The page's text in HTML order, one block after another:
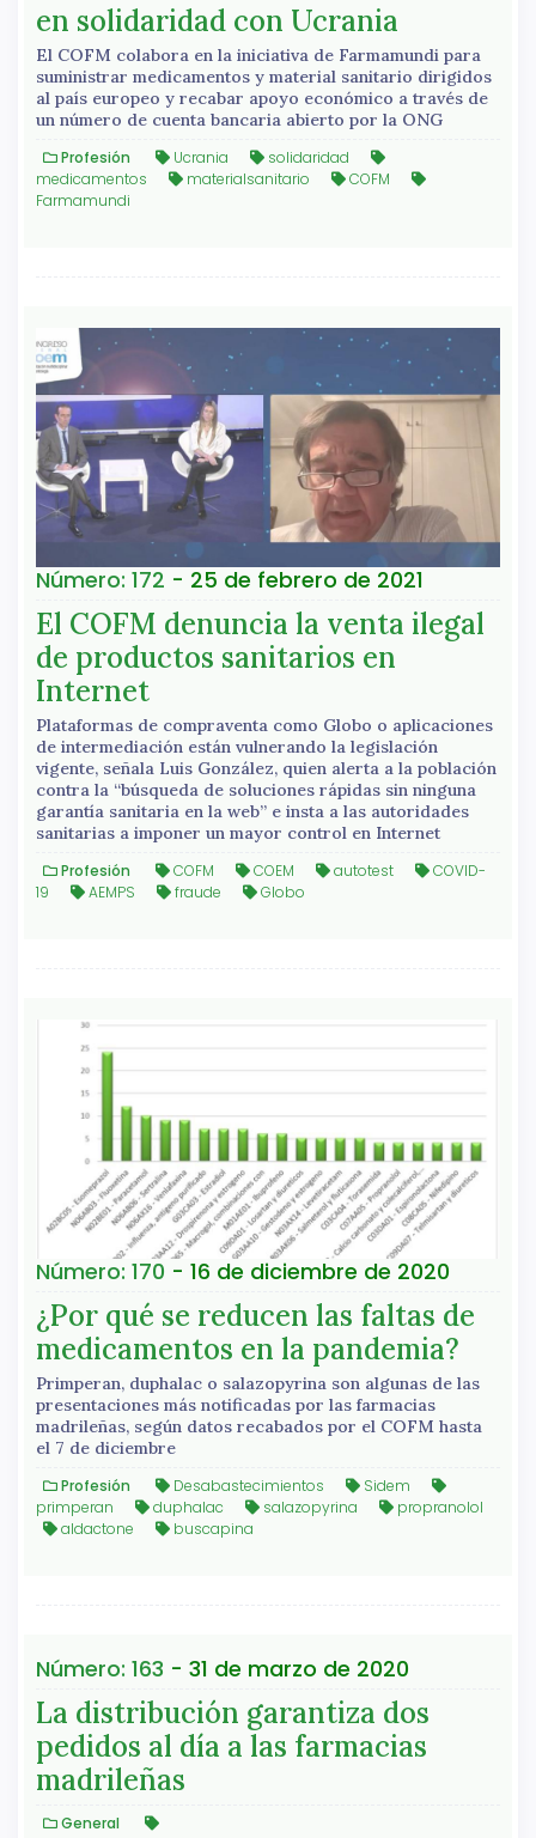
en solidaridad con Ucrania
El COFM colabora en la iniciativa de Farmamundi para
suministrar medicamentos y material sanitario dirigidos
al país europeo y recabar apoyo económico a través de
un número de cuenta bancaria abierto por la ONG
Profesión Ucrania
solidaridad
medicamentos
materialsanitario
COFM
Farmamundi
Número: 172 - 25 de febrero de 2021
El COFM denuncia la venta ilegal
de productos sanitarios en
Internet
Plataformas de compraventa como Globo o aplicaciones
de intermediación están vulnerando la legislación
vigente, señala Luis González, quien alerta a la población
contra la “búsqueda de soluciones rápidas sin ninguna
garantía sanitaria en la web” e insta a las autoridades
sanitarias a imponer un mayor control en Internet
Profesión COFM COEM autotest
COVID-
19
AEMPS fraude Globo
Número: 170 - 16 de diciembre de 2020
¿Por qué se reducen las faltas de
medicamentos en la pandemia?
Primperan, duphalac o salazopyrina son algunas de las
presentaciones más notificadas por las farmacias
madrileñas, según datos recabados por el COFM hasta
el 7 de diciembre
Profesión Desabastecimientos
Sidem
primperan
duphalac salazopyrina
propranolol
aldactone
buscapina
Número: 163 - 31 de marzo de 2020
La distribución garantiza dos
pedidos al día a las farmacias
madrileñas
General